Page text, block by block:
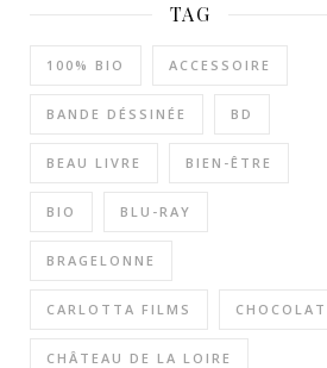
TAG
100% BIO ACCESSOIRE
BANDE DÉSSINÉE BD
BEAU LIVRE BIEN-ÊTRE
BIO BLU-RAY
BRAGELONNE
CARLOTTA FILMS CHOCOLAT
CHÂTEAU DE LA LOIRE